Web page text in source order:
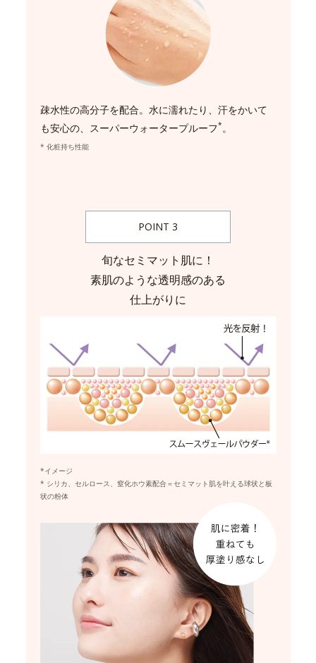
疎水性の高分子を配合。水に濡れたり、汗をかいて
も安心の、スーパーウォータープルーフ* 。
* 化粧持ち性能
POINT 3
旬なセミマット肌に！
素肌のような透明感のある
仕上がりに
*イメージ
* シリカ、セルロース、窒化ホウ素配合＝セミマット肌を叶える球状と板
状の粉体